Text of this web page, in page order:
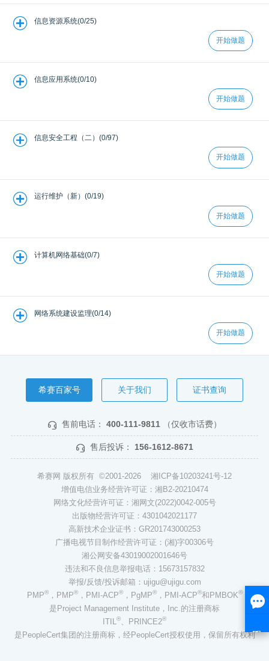
信息资源系统(0/25)
开始做题
信息应用系统(0/10)
开始做题
信息安全工程（二）(0/97)
开始做题
运行维护（新）(0/19)
开始做题
计算机网络基础(0/7)
开始做题
网络系统建设监理(0/14)
开始做题
希赛百家号 关于我们 证书查询
售前电话： 400-111-9811 （仅收市话费）
售后投诉： 156-1612-8671
希赛网 版权所有 ©2001-2026 湘ICP备10203241号-12
增值电信业务经营许可证：湘B2-20210474
网络文化经营许可证：湘网文(2022)0042-005号
出版物经营许可证：4301042021177
高新技术企业证书：GR201743000253
广播电视节目制作经营许可证：(湘)字00306号
湘公网安备43019002001646号
违法和不良信息举报电话：15673157832
举报/反馈/投诉邮箱：ujigu@ujigu.com
PMP®，PMP®，PMI-ACP®，PgMP®，PMI-ACP®和PMBOK®
是Project Management Institute，Inc.的注册商标
ITIL®、PRINCE2®
是PeopleCert集团的注册商标，经PeopleCert授权使用，保留所有权利